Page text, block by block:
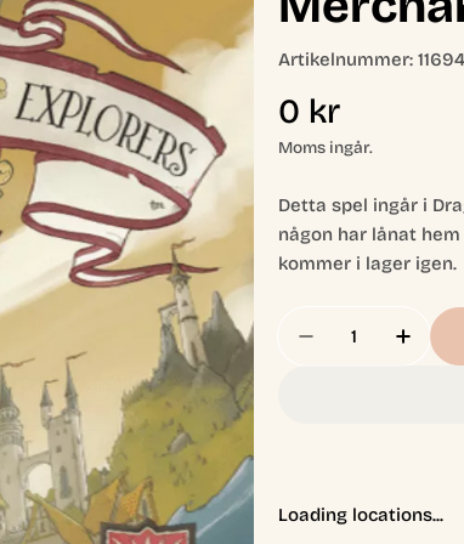
Artikelnummer:
Ordinarie
pris
0 kr
Moms ingår.
Detta spel ingår i
någon har lånat
kommer i lager igen.
Minska Antal
Öka
Loading locations...